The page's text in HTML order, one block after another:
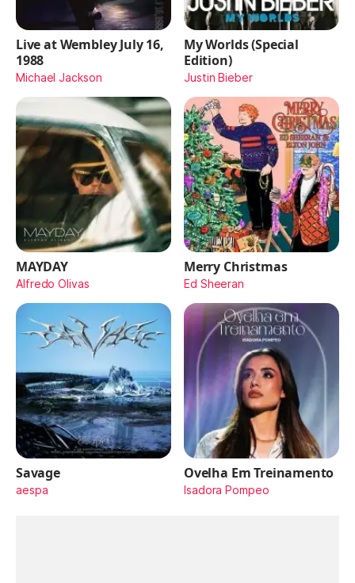
Live at Wembley July 16,
1988
Michael Jackson
My Worlds (Special
Edition)
Justin Bieber
MAYDAY
Alfredo Olivas
Merry Christmas
Ed Sheeran
Savage
aespa
Ovelha Em Treinamento
Isadora Pompeo